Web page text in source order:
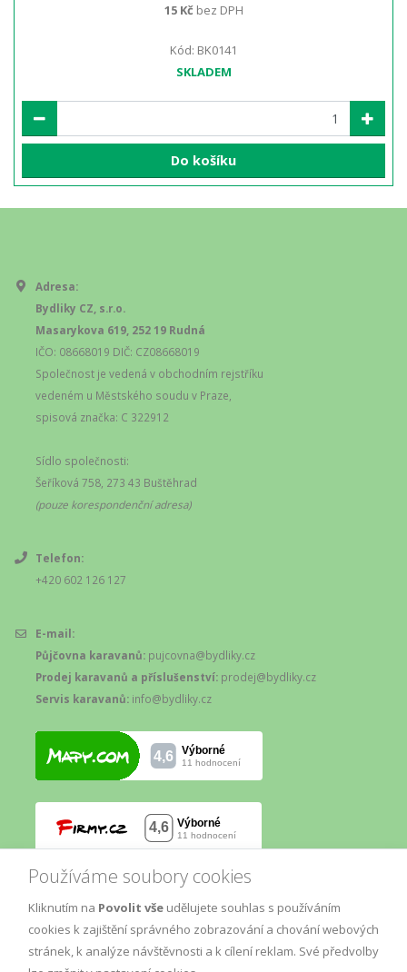
Používáme soubory cookies
Kliknutím na Povolit vše udělujete souhlas s používáním
cookies k zajištění správného zobrazování a chování webových
stránek, k analýze návštěvnosti a k cílení reklam. Své předvolby
15 Kčbez DPH
Kód: BK0141
SKLADEM
Do košíku
Adresa:
Bydliky CZ, s.r.o.
Masarykova 619, 252 19 Rudná
IČO: 08668019 DIČ: CZ08668019
Společnost je vedená v obchodním rejstříku
vedeném u Městského soudu v Praze,
spisová značka: C 322912
Sídlo společnosti:
Šeříková 758, 273 43 Buštěhrad
(pouze korespondenční adresa)
Telefon:
+420 602 126 127
E-mail:
Půjčovna karavanů: pujcovna@bydliky.cz
Prodej karavanů a příslušenství: prodej@bydliky.cz
Servis karavanů: info@bydliky.cz